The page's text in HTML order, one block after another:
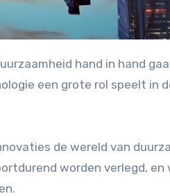
een grote rol speelt in
de wereld van
worden verlegd, en